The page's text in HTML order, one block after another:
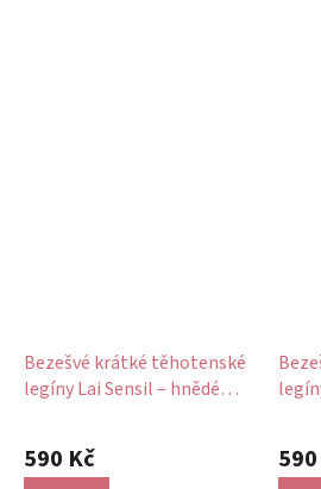
Bezešvé krátké těhotenské
legíny Lai Sensil – hnědé
590 Kč